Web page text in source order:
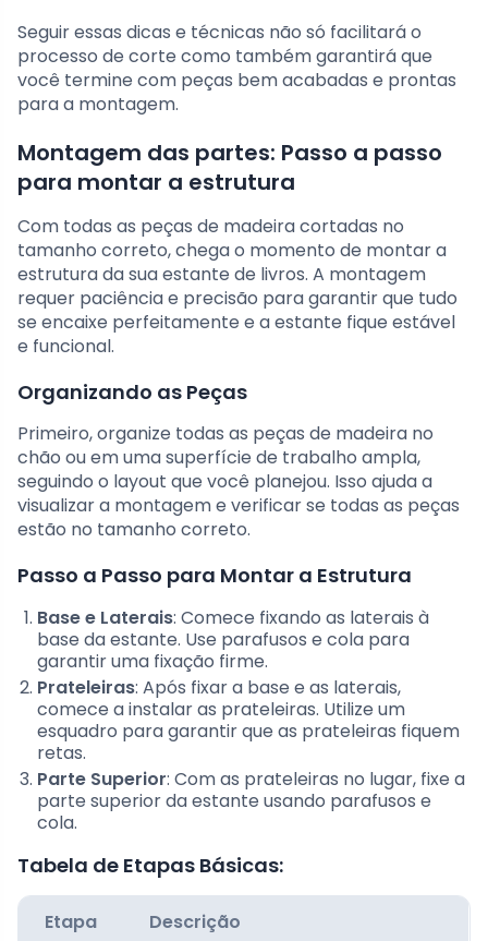
Seguir essas dicas e técnicas não só facilitará o
processo de corte como também garantirá que
você termine com peças bem acabadas e prontas
para a montagem.
Montagem das partes: Passo a passo
para montar a estrutura
Com todas as peças de madeira cortadas no
tamanho correto, chega o momento de montar a
estrutura da sua estante de livros. A montagem
requer paciência e precisão para garantir que tudo
se encaixe perfeitamente e a estante fique estável
e funcional.
Organizando as Peças
Primeiro, organize todas as peças de madeira no
chão ou em uma superfície de trabalho ampla,
seguindo o layout que você planejou. Isso ajuda a
visualizar a montagem e verificar se todas as peças
estão no tamanho correto.
Passo a Passo para Montar a Estrutura
Base e Laterais: Comece fixando as laterais à
base da estante. Use parafusos e cola para
garantir uma fixação firme.
Prateleiras: Após fixar a base e as laterais,
comece a instalar as prateleiras. Utilize um
esquadro para garantir que as prateleiras fiquem
retas.
Parte Superior: Com as prateleiras no lugar, fixe a
parte superior da estante usando parafusos e
cola.
Tabela de Etapas Básicas:
Etapa Descrição